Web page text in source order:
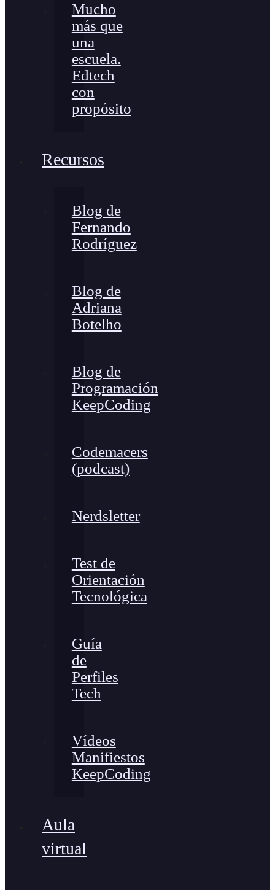
Mucho
más que
una
escuela.
Edtech
con
propósito
Recursos
Blog de
Fernando
Rodríguez
Blog de
Adriana
Botelho
Blog de
Programación
KeepCoding
Codemacers
(podcast)
Nerdsletter
Test de
Orientación
Tecnológica
Guía
de
Perfiles
Tech
Vídeos
Manifiestos
KeepCoding
Aula
virtual